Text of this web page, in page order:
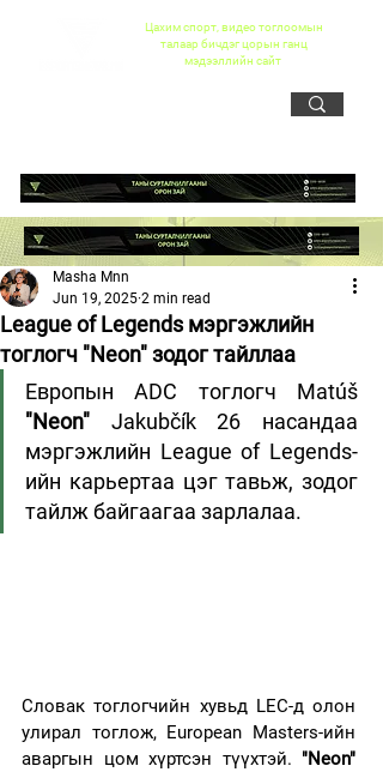
Цахим спорт, видео тоглоомын
талаар бичдэг цорын ганц
мэдээллийн сайт
League of Legends мэргэжлийн
тоглогч "Neon" зодог тайллаа
Masha Mnn
Jun 19, 2025 2 min read
Европын ADC тоглогч Matúš
"Neon" Jakubčík 26 насандаа
мэргэжлийн League of Legends-
ийн карьертаа цэг тавьж, зодог
тайлж байгаагаа зарлалаа.
Словак тоглогчийн хувьд LEC-д олон
улирал тоглож, European Masters-ийн
аваргын цом хүртсэн түүхтэй. "Neon"